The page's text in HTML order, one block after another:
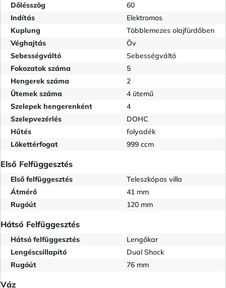
Dőlésszög
60
Indítás
Elektromos
Kuplung
Többlemezes olajfürdőben
Véghajtás
Öv
Sebességváltó
Sebességváltó
Fokozatok száma
5
Hengerek száma
2
Ütemek száma
4 ütemű
Szelepek hengerenként
4
Szelepvezérlés
DOHC
Hűtés
folyadék
Lökettérfogat
999 ccm
Első Felfüggesztés
Első felfüggesztés
Teleszkópos villa
Átmérő
41 mm
Rugóút
120 mm
Hátsó Felfüggesztés
Hátsó felfüggesztés
Lengőkar
Lengéscsillapító
Dual Shock
Rugóút
76 mm
Váz